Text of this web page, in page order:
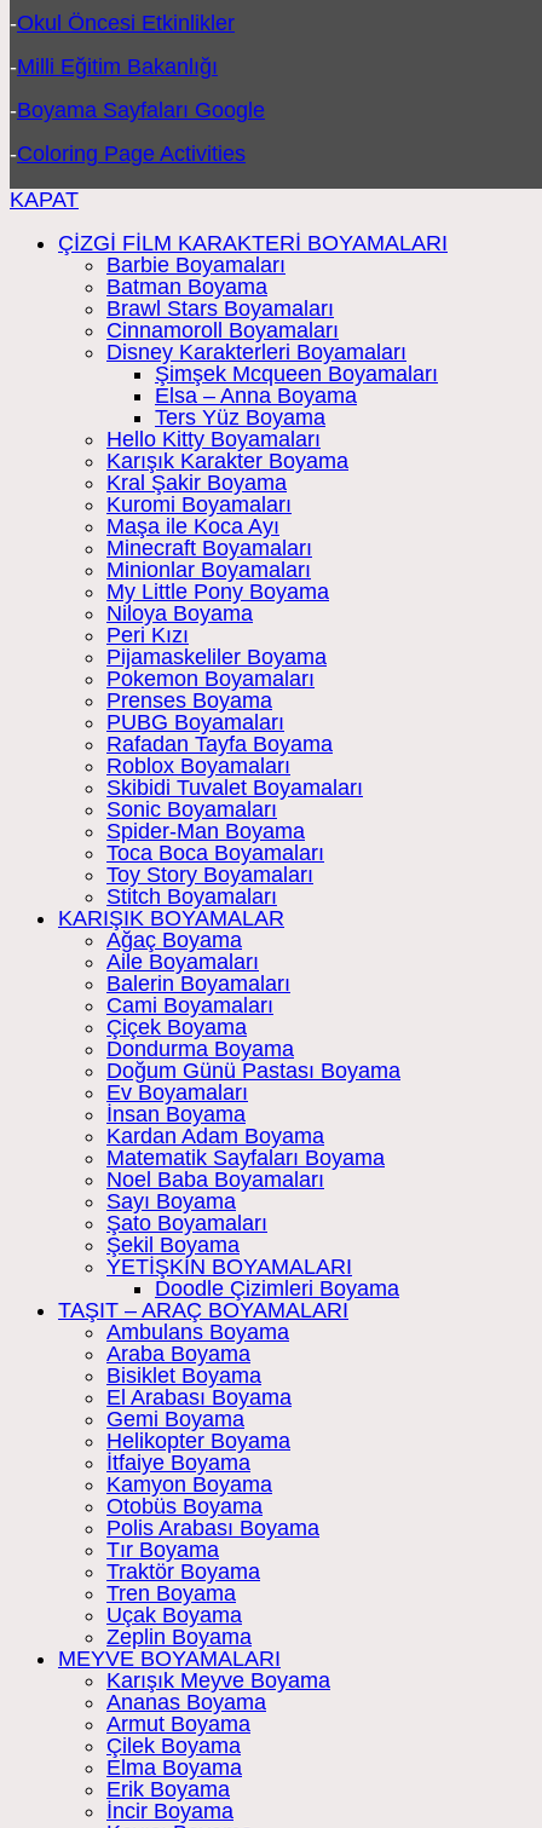
-Okul Öncesi Etkinlikler
-Milli Eğitim Bakanlığı
-Boyama Sayfaları Google
-Coloring Page Activities
KAPAT
ÇİZGİ FİLM KARAKTERİ BOYAMALARI
Barbie Boyamaları
Batman Boyama
Brawl Stars Boyamaları
Cinnamoroll Boyamaları
Disney Karakterleri Boyamaları
Şimşek Mcqueen Boyamaları
Elsa – Anna Boyama
Ters Yüz Boyama
Hello Kitty Boyamaları
Karışık Karakter Boyama
Kral Şakir Boyama
Kuromi Boyamaları
Maşa ile Koca Ayı
Minecraft Boyamaları
Minionlar Boyamaları
My Little Pony Boyama
Niloya Boyama
Peri Kızı
Pijamaskeliler Boyama
Pokemon Boyamaları
Prenses Boyama
PUBG Boyamaları
Rafadan Tayfa Boyama
Roblox Boyamaları
Skibidi Tuvalet Boyamaları
Sonic Boyamaları
Spider-Man Boyama
Toca Boca Boyamaları
Toy Story Boyamaları
Stitch Boyamaları
KARIŞIK BOYAMALAR
Ağaç Boyama
Aile Boyamaları
Balerin Boyamaları
Cami Boyamaları
Çiçek Boyama
Dondurma Boyama
Doğum Günü Pastası Boyama
Ev Boyamaları
İnsan Boyama
Kardan Adam Boyama
Matematik Sayfaları Boyama
Noel Baba Boyamaları
Sayı Boyama
Şato Boyamaları
Şekil Boyama
YETİŞKİN BOYAMALARI
Doodle Çizimleri Boyama
TAŞIT – ARAÇ BOYAMALARI
Ambulans Boyama
Araba Boyama
Bisiklet Boyama
El Arabası Boyama
Gemi Boyama
Helikopter Boyama
İtfaiye Boyama
Kamyon Boyama
Otobüs Boyama
Polis Arabası Boyama
Tır Boyama
Traktör Boyama
Tren Boyama
Uçak Boyama
Zeplin Boyama
MEYVE BOYAMALARI
Karışık Meyve Boyama
Ananas Boyama
Armut Boyama
Çilek Boyama
Elma Boyama
Erik Boyama
İncir Boyama